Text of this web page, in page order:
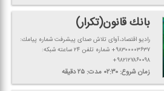
بانك قانون(تكرار)
رادیو اقتصاد،آوای تلاش صدای پیشرفت شماره پیامك:
۹۸۳۰۰۰۰۳۶۳۷+ شماره تلفن ۲۴ ساعته شبكه:
۹۸۲۱۲۷۸۶۰۰۹۸+
زمان شروع: ۰۲:۳۰ مدت: ۲۵دقیقه